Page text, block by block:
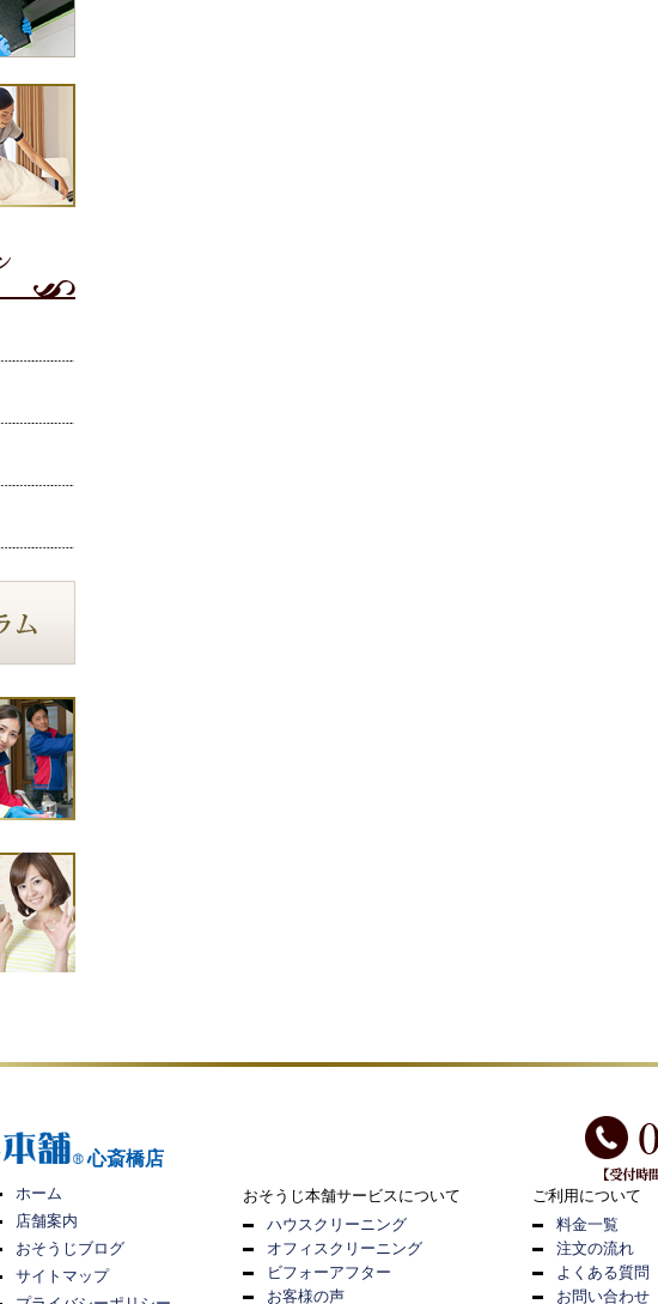
心斎橋店
ホーム
店舗案内
おそうじブログ
サイトマップ
おそうじ本舗サービスについて
ハウスクリーニング
オフィスクリーニング
ビフォーアフター
お客様の声
ご利用について
料金一覧
注文の流れ
よくある質問
お問い合わせ